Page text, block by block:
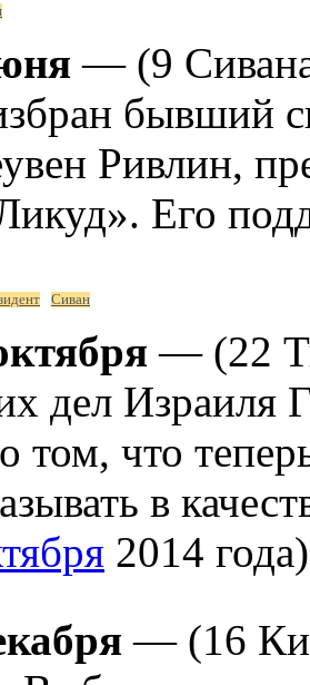
— (9
бывший
Ривлин,
Его
Сиван
— (22
дел Израиля
том, что
в
2014 года)
— (16